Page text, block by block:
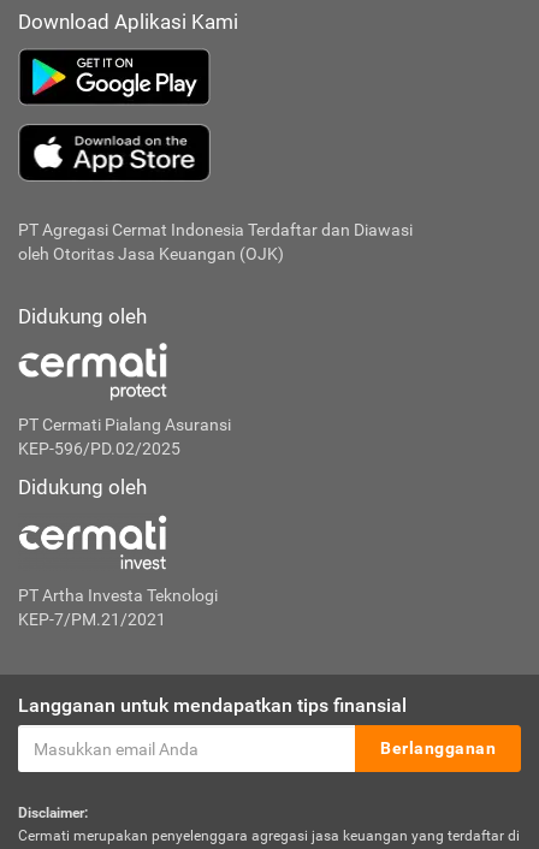
Download Aplikasi Kami
PT Agregasi Cermat Indonesia Terdaftar dan Diawasi
oleh Otoritas Jasa Keuangan (OJK)
Didukung oleh
PT Cermati Pialang Asuransi
KEP-596/PD.02/2025
Didukung oleh
PT Artha Investa Teknologi
KEP-7/PM.21/2021
Langganan untuk mendapatkan tips finansial
Berlangganan
Disclaimer:
Cermati merupakan penyelenggara agregasi jasa keuangan yang terdaftar di